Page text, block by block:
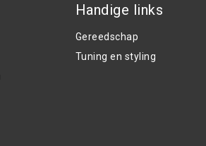
Handige links
Gereedschap
Tuning en styling